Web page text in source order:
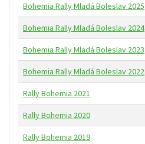
Bohemia Rally Mladá Boleslav 2025
Bohemia Rally Mladá Boleslav 2024
Bohemia Rally Mladá Boleslav 2023
Bohemia Rally Mladá Boleslav 2022
Rally Bohemia 2021
Rally Bohemia 2020
Rally Bohemia 2019